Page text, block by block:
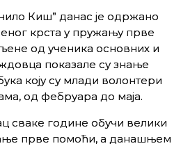
Киш” данас је одржано
крста у пружању прве
од ученика основних и
показалe су знање
коју су млади волонтери
од фебруарa до маја.
сваке године обучи велики
прве помоћи, а данашњем